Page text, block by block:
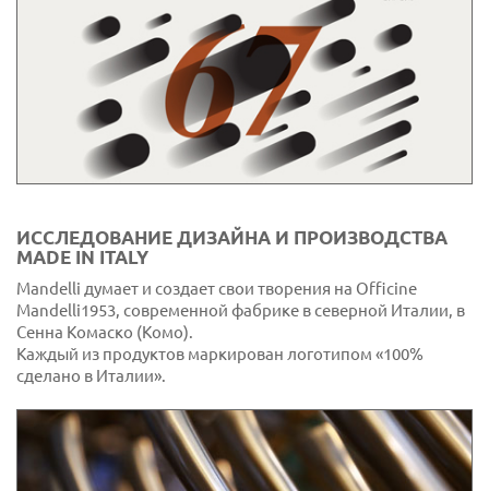
ИССЛЕДОВАНИЕ ДИЗАЙНА И ПРОИЗВОДСТВА
MADE IN ITALY
Mandelli думает и создает свои творения на Officine
Mandelli1953, современной фабрике в северной Италии, в
Сенна Комаско (Комо).
Каждый из продуктов маркирован логотипом «100%
сделано в Италии».